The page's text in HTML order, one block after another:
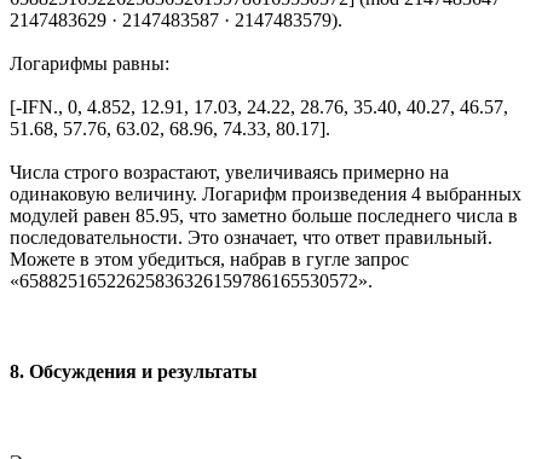
2147483629 · 2147483587 · 2147483579).
Логарифмы равны:
[-IFN., 0, 4.852, 12.91, 17.03, 24.22, 28.76, 35.40, 40.27, 46.57,
51.68, 57.76, 63.02, 68.96, 74.33, 80.17].
Числа строго возрастают, увеличиваясь примерно на
одинаковую величину. Логарифм произведения 4 выбранных
модулей равен 85.95, что заметно больше последнего числа в
последовательности. Это означает, что ответ правильный.
Можете в этом убедиться, набрав в гугле запрос
«65882516522625836326159786165530572».
8. Обсуждения и результаты